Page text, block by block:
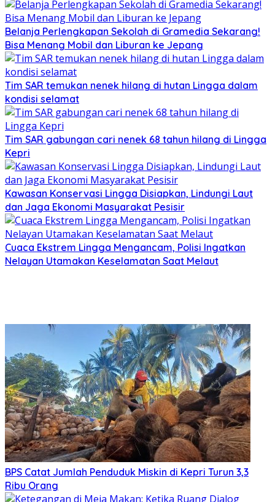
Belanja Perlengkapan Sekolah di Gramedia Sekarang!
Bisa Menang Mobil dan Liburan ke Jepang
Tim SAR temukan nenek hilang di hutan Lingga dalam
kondisi selamat
Tim SAR gabungan cari nenek 68 tahun hilang di Lingga
Kepri
Kawasan Konservasi Lingga Disiapkan, Lindungi Laut
dan Jaga Ekonomi Masyarakat Pesisir
Cuaca Ekstrem Lingga Mengancam, Polisi Ingatkan
Nelayan Utamakan Keselamatan Saat Melaut
BPS Catat Jumlah Penduduk Miskin di Kepri Turun 3,3
Ribu Orang